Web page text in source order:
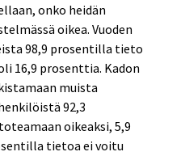
onko heidän
oikea. Vuoden
98,9 prosentilla tieto
16,9 prosenttia. Kadon
muista
92,3
oikeaksi, 5,9
tietoa ei voitu